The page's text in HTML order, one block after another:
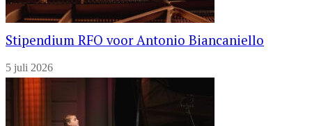
Stipendium RFO voor Antonio Biancaniello
5 juli 2026